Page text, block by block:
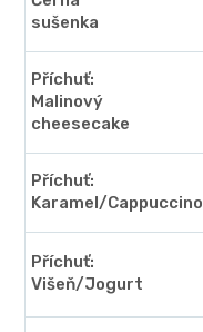
sušenka
Příchuť:
Malinový
cheesecake
Příchuť:
Karamel/Cappuccino
Příchuť:
Višeň/Jogurt